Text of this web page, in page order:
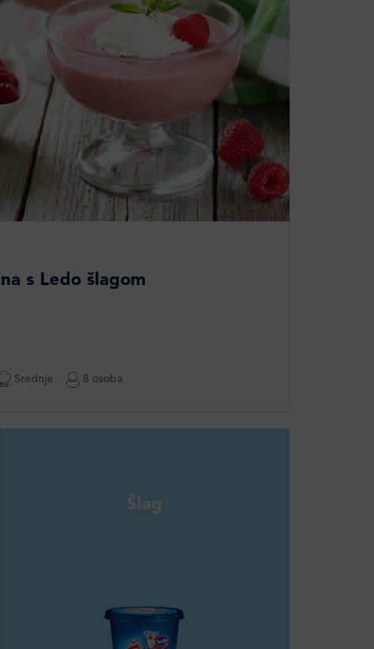
s Ledo šlagom
Srednje 8 osoba
Šlag